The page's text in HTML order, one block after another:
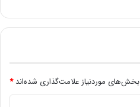
بخش‌های موردنیاز علامت‌گذاری شده‌اند*